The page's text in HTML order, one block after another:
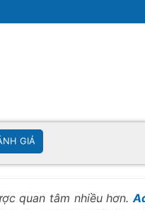
GIÁ
quan tâm nhiều hơn.